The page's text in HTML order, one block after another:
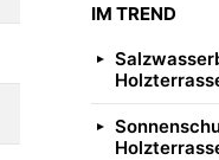
IM TREND